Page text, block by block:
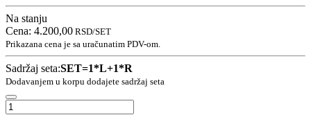
Na stanju
Cena: 4.200,00 RSD/SET
Prikazana cena je sa uračunatim PDV-om.
Sadržaj seta:SET=1*L+1*R
Dodavanjem u korpu dodajete sadržaj seta